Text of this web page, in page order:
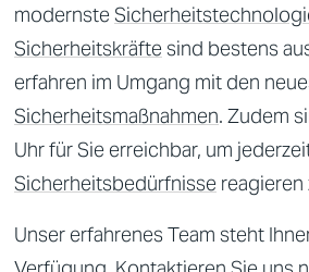
modernste
Sicherheitskräfte sind bestens
erfahren im Umgang mit den
Sicherheitsmaßnahmen. Zudem
Uhr für Sie erreichbar, um
Sicherheitsbedürfnisse reagieren
Unser erfahrenes Team steht